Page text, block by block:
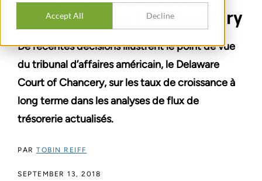
Accept All Decline
Delaware Court of Chancery
De récentes décisions illustrent le point de vue
du tribunal d’affaires américain, le Delaware
Court of Chancery, sur les taux de croissance à
long terme dans les analyses de flux de
trésorerie actualisés.
PAR TOBIN REIFF
SEPTEMBER 13, 2018